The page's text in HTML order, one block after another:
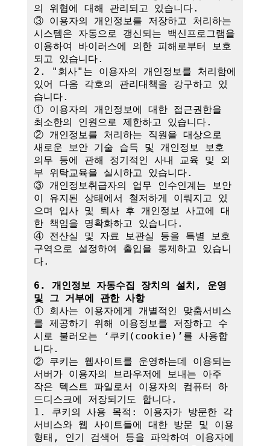
의 위협에 대해 관리되고 있습니다.
③ 이용자의 개인정보를 저장하고 처리하는
시스템은 자동으로 갱신되는 백신프로그램을
이용하여 바이러스에 의한 피해로부터 보호
되고 있습니다.
2. "회사"는 이용자의 개인정보를 처리함에
있어 다음 각호의 관리대책을 강구하고 있
습니다.
① 이용자의 개인정보에 대한 접근권한을
최소한의 인원으로 제한하고 있습니다.
② 개인정보를 처리하는 직원을 대상으로
새로운 보안 기술 습득 및 개인정보 보호
의무 등에 관해 정기적인 사내 교육 및 외
부 위탁교육을 실시하고 있습니다.
③ 개인정보취급자의 업무 인수인계는 보안
이 유지된 상태에서 철저하게 이뤄지고 있
으며 입사 및 퇴사 후 개인정보 사고에 대
한 책임을 명확화하고 있습니다.
④ 전산실 및 자료 보관실 등을 특별 보호
구역으로 설정하여 출입을 통제하고 있습니
다.
6. 개인정보 자동수집 장치의 설치, 운영
및 그 거부에 관한 사항
① 회사는 이용자에게 개별적인 맞춤서비스
를 제공하기 위해 이용정보를 저장하고 수
시로 불러오는 ‘쿠키(cookie)’를 사용합
니다.
② 쿠키는 웹사이트를 운영하는데 이용되는
서버가 이용자의 브라우저에 보내는 아주
작은 텍스트 파일로서 이용자의 컴퓨터 하
드디스크에 저장되기도 합니다.
1. 쿠키의 사용 목적: 이용자가 방문한 각
서비스와 웹 사이트들에 대한 방문 및 이용
형태, 인기 검색어 등을 파악하여 이용자에